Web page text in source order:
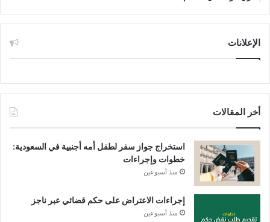
الإعلانات
أخر المقالات
استخراج جواز سفر لطفل أمه أجنبية في السعودية:
خطوات وإجراءات
منذ أسبوعين
إجراءات الاعتراض على حكم قضائي عبر ناجز
منذ أسبوعين